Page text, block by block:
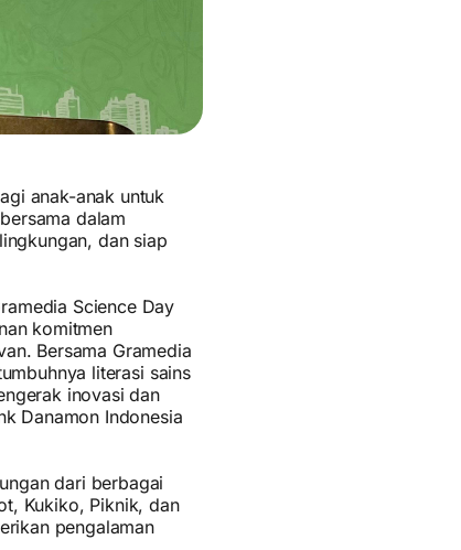
anak-anak untuk
dalam
dan siap
Science Day
komitmen
Bersama Gramedia
literasi sains
inovasi dan
Danamon Indonesia
dari berbagai
Kukiko, Piknik, dan
pengalaman